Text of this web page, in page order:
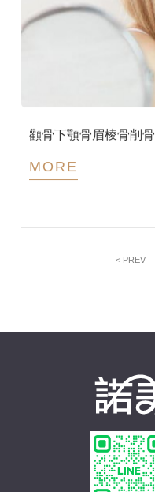
顴骨下顎骨眉棱骨削骨
MORE
< PREV